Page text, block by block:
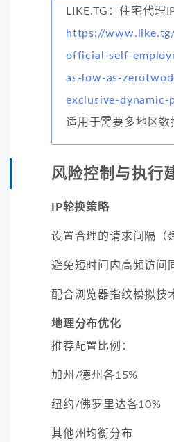
LIKE.TG：住宅代理
https://
official-self-
as-low-as-
exclusive-dynamic-
适用于需要多地区数
风险控制与执行
IP轮换策略
设置合理的请求间隔（
避免短时间内高频访问
配合浏览器指纹模拟技
地理分布优化
推荐配置比例：
加州/德州各15%
纽约/佛罗里达各10%
其他州均衡分布